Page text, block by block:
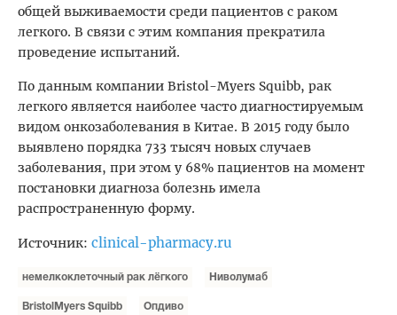
общей выживаемости среди пациентов с раком
легкого. В связи с этим компания прекратила
проведение испытаний.
По данным компании Bristol-Myers Squibb, рак
легкого является наиболее часто диагностируемым
видом онкозаболевания в Китае. В 2015 году было
выявлено порядка 733 тысяч новых случаев
заболевания, при этом у 68% пациентов на момент
постановки диагноза болезнь имела
распространенную форму.
Источник: clinical-pharmacy.ru
немелкоклеточный рак лёгкого Ниволумаб
BristolMyers Squibb Опдиво